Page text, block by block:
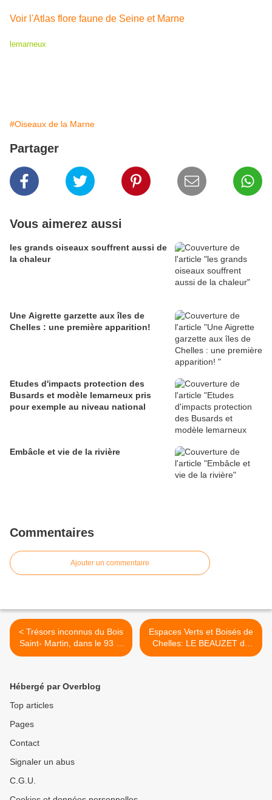
Voir l'Atlas flore faune de Seine et Marne
lemarneux
#Oiseaux de la Marne
Partager
Vous aimerez aussi
les grands oiseaux souffrent aussi de
la chaleur
Une Aigrette garzette aux îles de
Chelles : une première apparition!
Etudes d'impacts protection des
Busards et modèle lemarneux pris
pour exemple au niveau national
Embâcle et vie de la rivière
Commentaires
Ajouter un commentaire
< Trésors inconnus du Bois
Saint- Martin, dans le 93 et
le 94
Espaces Verts et Boisés de
Chelles: LE BEAUZET de
Marne et Chantereine >
Hébergé par Overblog
Top articles
Pages
Contact
Signaler un abus
C.G.U.